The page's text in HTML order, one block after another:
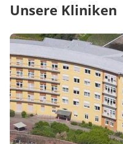
Unsere Kliniken